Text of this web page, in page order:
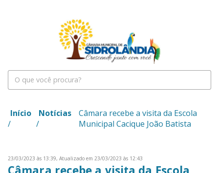
Início
/
Notícias
/
Câmara recebe a visita da Escola
Municipal Cacique João Batista
23/03/2023 às 13:39, Atualizado em 23/03/2023 às 12:43